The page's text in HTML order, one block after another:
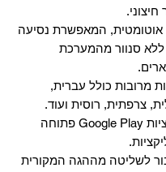
אוטומטית, המאפשרת נסיעה
ללא סנוור מהמערכת
מרובות כולל עברית,
צרפתית, רוסית ועוד.
‏חנות אפליקציות Google Play פתוחה
לשליטה מההגה המקורית